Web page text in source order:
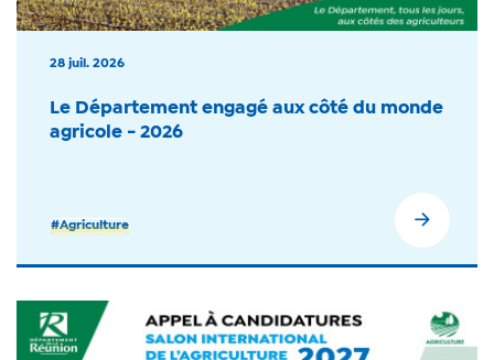
28 juil. 2026
Le Département engagé aux côté du monde
agricole - 2026
#Agriculture